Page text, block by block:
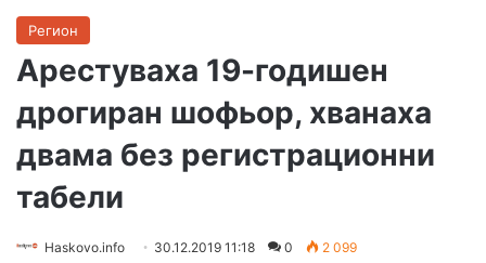
Регион
Арестуваха 19-годишен
дрогиран шофьор, хванаха
двама без регистрационни
табели
Haskovo.info 30.12.2019 11:18 0 2 099